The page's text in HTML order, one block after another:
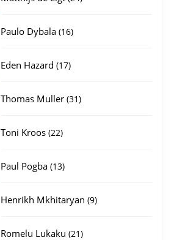
Paulo Dybala 1616
Eden Hazard 1717
Thomas Muller 3131
Toni Kroos 2222
Paul Pogba 1313
Henrikh Mkhitaryan 99
Romelu Lukaku 2121